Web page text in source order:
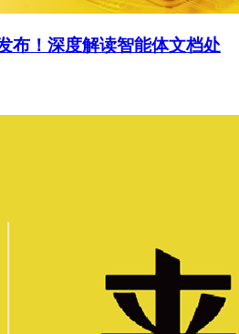
布！深度解读智能体文档处